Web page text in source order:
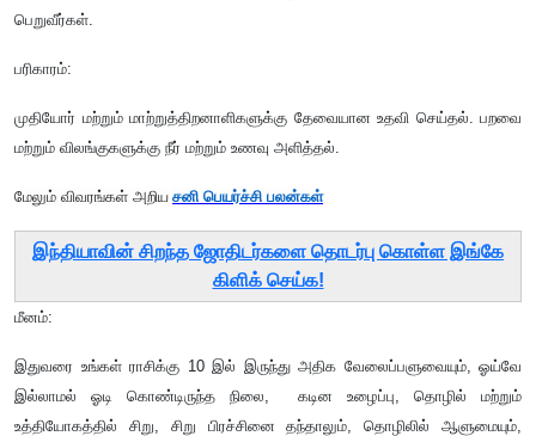
பெறுவீர்கள்.
பரிகாரம்:
முதியோர் மற்றும் மாற்றுத்திறனாளிகளுக்கு தேவையான உதவி செய்தல். பறவை
மற்றும் விலங்குகளுக்கு நீர் மற்றும் உணவு அளித்தல்.
மேலும் விவரங்கள் அறிய சனி பெயர்ச்சி பலன்கள்
இந்தியாவின் சிறந்த ஜோதிடர்களை தொடர்பு கொள்ள இங்கே
கிளிக் செய்க!
மீனம்:
இதுவரை உங்கள் ராசிக்கு 10 இல் இருந்து அதிக வேலைப்பளுவையும், ஓய்வே
இல்லாமல் ஓடி கொண்டிருந்த நிலை, கடின உழைப்பு, தொழில் மற்றும்
உத்தியோகத்தில் சிறு, சிறு பிரச்சினை தந்தாலும், தொழிலில் ஆளுமையும்,